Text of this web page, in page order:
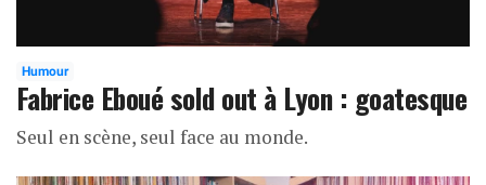
Humour
Fabrice Eboué sold out à Lyon : goatesque
Seul en scène, seul face au monde.